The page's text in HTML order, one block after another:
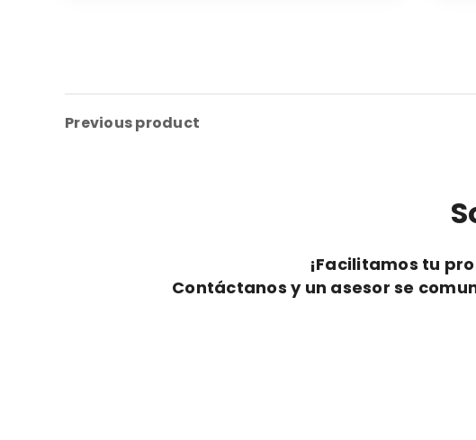
Previous product
¡Facilitamos tu
Contáctanos y un asesor se